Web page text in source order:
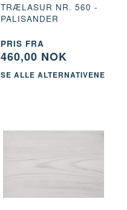
TRÆLASUR NR. 560 -
PALISANDER
PRIS FRA
460,00 NOK
SE ALLE ALTERNATIVENE